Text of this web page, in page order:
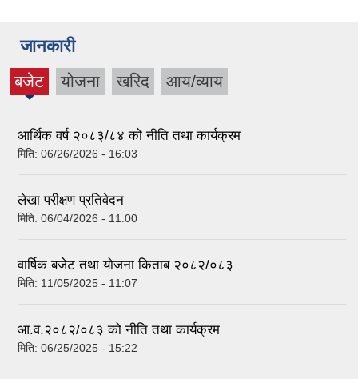
जानकारी
बजेट
(active
योजना खरिद आय/व्याय
आर्थिक वर्ष २०८३/८४ को नीति तथा कार्यक्रम
मिति: 06/26/2026 - 16:03
लेखा परीक्षण प्रतिवेदन
मिति: 06/04/2026 - 11:00
वार्षिक बजेट तथा योजना किताब २०८२/०८३
मिति: 11/05/2025 - 11:07
आ.व.२०८२/०८३ को नीति तथा कार्यक्रम
मिति: 06/25/2025 - 15:22